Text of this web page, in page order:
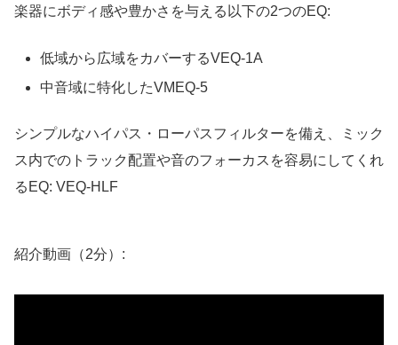
楽器にボディ感や豊かさを与える以下の2つのEQ:
低域から広域をカバーするVEQ-1A
中音域に特化したVMEQ-5
シンプルなハイパス・ローパスフィルターを備え、ミック
ス内でのトラック配置や音のフォーカスを容易にしてくれ
るEQ: VEQ-HLF
紹介動画（2分）: